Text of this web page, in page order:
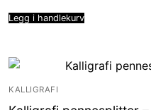
Legg i handlekurv
KALLIGRAFI